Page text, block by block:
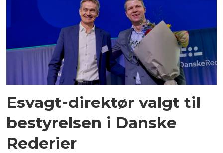
Esvagt-direktør valgt til
bestyrelsen i Danske
Rederier